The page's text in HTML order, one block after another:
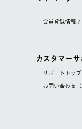
会員登録情報 /
カスタマー
サポートトップ
お問い合わせ（